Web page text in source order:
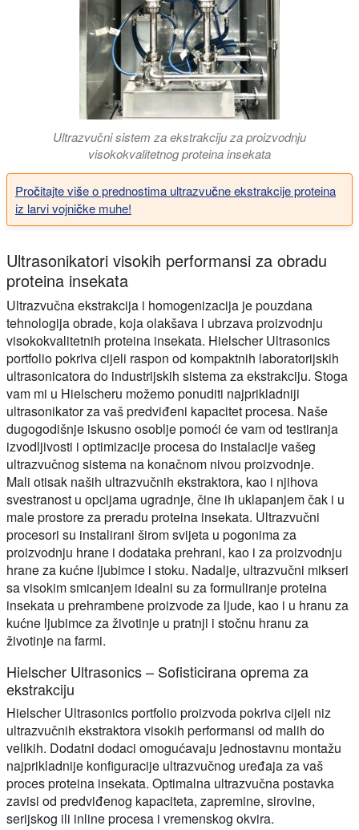
Ultrazvučni sistem za ekstrakciju za proizvodnju
visokokvalitetnog proteina insekata
Pročitajte više o prednostima ultrazvučne ekstrakcije proteina
iz larvi vojničke muhe!
Ultrasonikatori visokih performansi za obradu
proteina insekata
Ultrazvučna ekstrakcija i homogenizacija je pouzdana
tehnologija obrade, koja olakšava i ubrzava proizvodnju
visokokvalitetnih proteina insekata. Hielscher Ultrasonics
portfolio pokriva cijeli raspon od kompaktnih laboratorijskih
ultrasonicatora do industrijskih sistema za ekstrakciju. Stoga
vam mi u Hielscheru možemo ponuditi najprikladniji
ultrasonikator za vaš predviđeni kapacitet procesa. Naše
dugogodišnje iskusno osoblje pomoći će vam od testiranja
izvodljivosti i optimizacije procesa do instalacije vašeg
ultrazvučnog sistema na konačnom nivou proizvodnje.
Mali otisak naših ultrazvučnih ekstraktora, kao i njihova
svestranost u opcijama ugradnje, čine ih uklapanjem čak i u
male prostore za preradu proteina insekata. Ultrazvučni
procesori su instalirani širom svijeta u pogonima za
proizvodnju hrane i dodataka prehrani, kao i za proizvodnju
hrane za kućne ljubimce i stoku. Nadalje, ultrazvučni mikseri
sa visokim smicanjem idealni su za formuliranje proteina
insekata u prehrambene proizvode za ljude, kao i u hranu za
kućne ljubimce za životinje u pratnji i stočnu hranu za
životinje na farmi.
Hielscher Ultrasonics – Sofisticirana oprema za
ekstrakciju
Hielscher Ultrasonics portfolio proizvoda pokriva cijeli niz
ultrazvučnih ekstraktora visokih performansi od malih do
velikih. Dodatni dodaci omogućavaju jednostavnu montažu
najprikladnije konfiguracije ultrazvučnog uređaja za vaš
proces proteina insekata. Optimalna ultrazvučna postavka
zavisi od predviđenog kapaciteta, zapremine, sirovine,
serijskog ili inline procesa i vremenskog okvira.